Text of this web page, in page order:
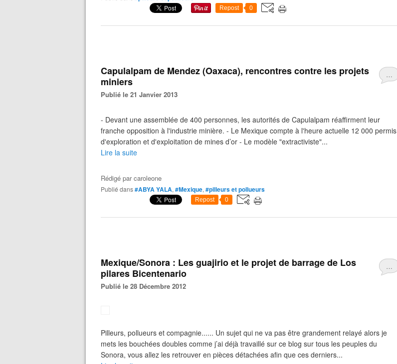
Repost 0
…
Capulalpam de Mendez (Oaxaca), rencontres contre les projets
miniers
Publié le 21 Janvier 2013
- Devant une assemblée de 400 personnes, les autorités de Capulalpam réaffirment leur
franche opposition à l'industrie minière. - Le Mexique compte à l'heure actuelle 12 000 permis
d'exploration et d'exploitation de mines d’or - Le modèle "extractiviste"...
Lire la suite
Rédigé parcaroleone
Publié dans#ABYA YALA, #Mexique, #pilleurs et pollueurs
Repost 0
…
Mexique/Sonora : Les guajirio et le projet de barrage de Los
pilares Bicentenario
Publié le 28 Décembre 2012
Pilleurs, pollueurs et compagnie...... Un sujet qui ne va pas être grandement relayé alors je
mets les bouchées doubles comme j’ai déjà travaillé sur ce blog sur tous les peuples du
Sonora, vous allez les retrouver en pièces détachées afin que ces derniers...